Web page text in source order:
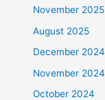
November 2025
August 2025
December 2024
November 2024
October 2024